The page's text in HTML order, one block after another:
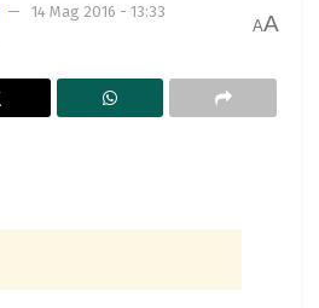
14 Mag 2016 - 13:33
AA